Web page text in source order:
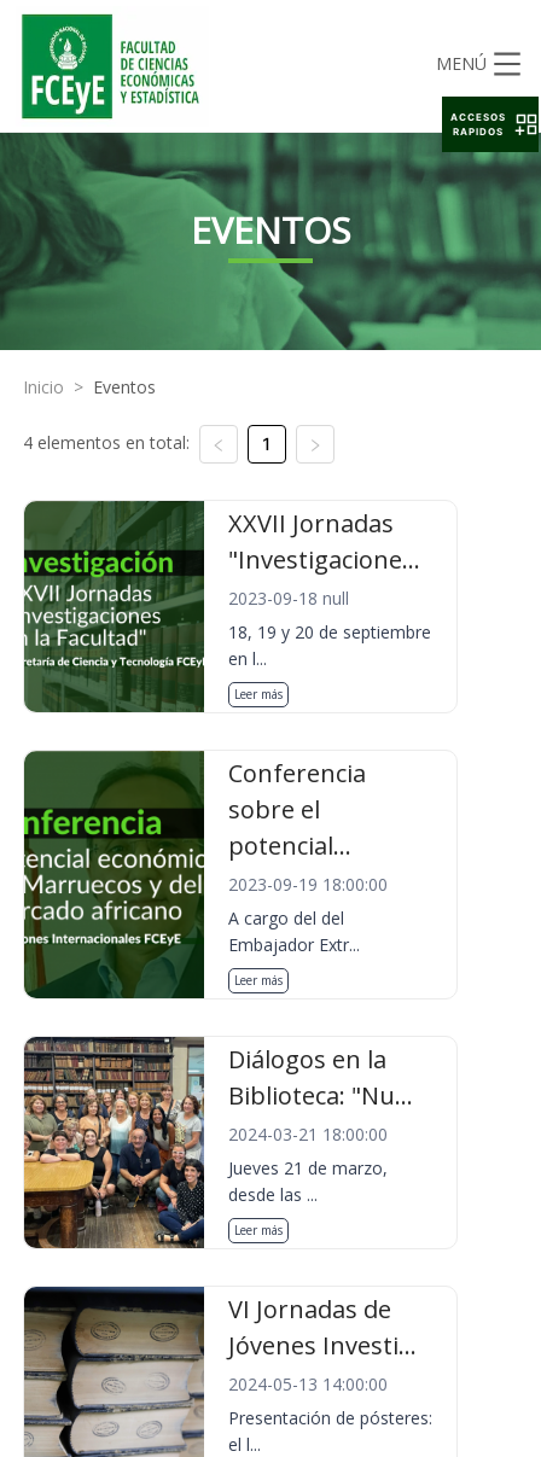
MENÚ
EVENTOS
Inicio > Eventos
4 elementos en total: 1
XXVII Jornadas
"Investigacione...
2023-09-18 null
18, 19 y 20 de septiembre
en l...
Leer más
Conferencia
sobre el
potencial...
2023-09-19 18:00:00
A cargo del del
Embajador Extr...
Leer más
Diálogos en la
Biblioteca: "Nu...
2024-03-21 18:00:00
Jueves 21 de marzo,
desde las ...
Leer más
VI Jornadas de
Jóvenes Investi...
2024-05-13 14:00:00
Presentación de pósteres:
el l...
ACCESOS
RAPIDOS